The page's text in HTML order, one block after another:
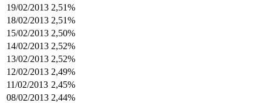
19/02/2013 2,51%
18/02/2013 2,51%
15/02/2013 2,50%
14/02/2013 2,52%
13/02/2013 2,52%
12/02/2013 2,49%
11/02/2013 2,45%
08/02/2013 2,44%